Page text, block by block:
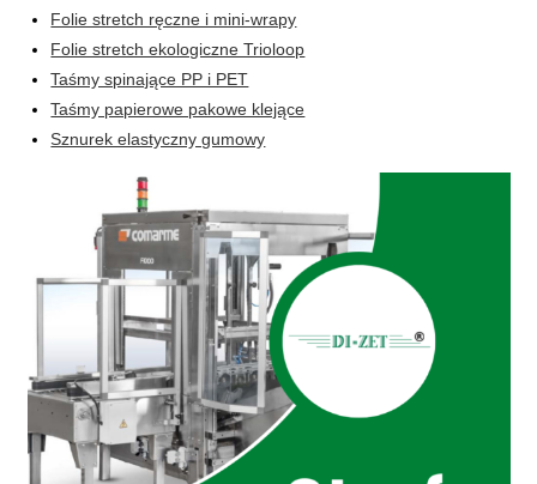
Folie stretch ręczne i mini-wrapy
Folie stretch ekologiczne Trioloop
Taśmy spinające PP i PET
Taśmy papierowe pakowe klejące
Sznurek elastyczny gumowy